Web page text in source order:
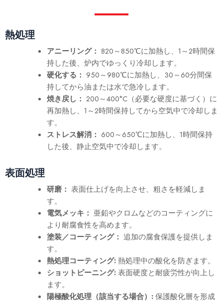
熱処理
アニーリング： 820～850℃に加熱し、1～2時間保
持した後、炉内でゆっくり冷却します。
硬化する： 950～980℃に加熱し、30～60分間保
持してから油または水で急冷します。
焼き戻し： 200～400°C（必要な硬度に基づく）に
再加熱し、1～2時間保持してから空気中で冷却しま
す。
ストレス解消： 600～650℃に加熱し、1時間保持
した後、静止空気中で冷却します。
表面処理
研磨： 表面仕上げを向上させ、粗さを軽減しま
す。
電気メッキ： 亜鉛やクロムなどのコーティングに
より耐腐食性を高めます。
塗装／コーティング： 追加の腐食保護を提供しま
す。
熱処理コーティング:熱処理中の酸化を防ぎます。
ショットピーニング:表面硬度と耐疲労性が向上し
ます。
陽極酸化処理（該当する場合）:保護酸化層を形成